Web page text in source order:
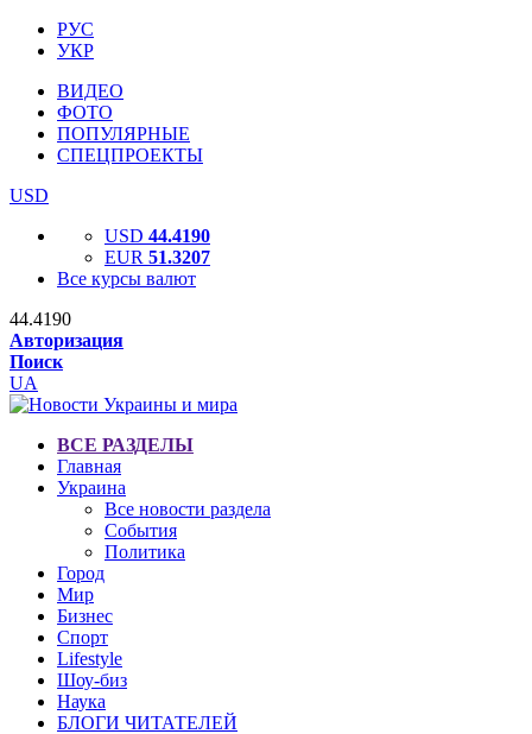
РУС
УКР
ВИДЕО
ФОТО
ПОПУЛЯРНЫЕ
СПЕЦПРОЕКТЫ
USD
USD 44.4190
EUR 51.3207
Все курсы валют
44.4190
Авторизация
Поиск
UA
ВСЕ РАЗДЕЛЫ
Главная
Украина
Все новости раздела
События
Политика
Город
Мир
Бизнес
Спорт
Lifestyle
Шоу-биз
Наука
БЛОГИ ЧИТАТЕЛЕЙ